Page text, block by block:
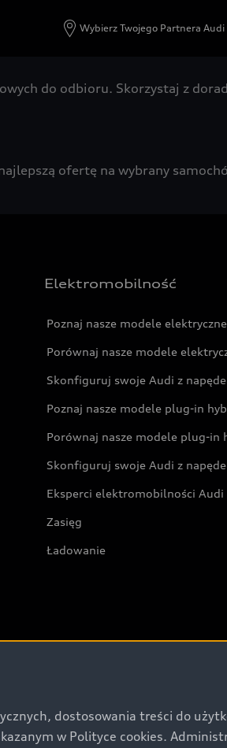
Wybierz Twojego Partnera Audi
do odbioru. Skorzystaj z
ofertę na wybrany
Elektromobilność
Poznaj nasze modele elektryczne
Porównaj nasze modele
Skonfiguruj swoje Audi z
Poznaj nasze modele plug-in
Porównaj nasze modele plug-in
Skonfiguruj swoje Audi z
Eksperci elektromobilności Audi
Zasięg
Ładowanie
dostosowania treści do
w Polityce cookies.